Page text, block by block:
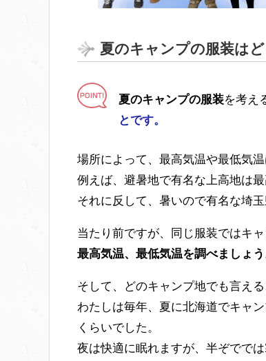
夏のキャンプの服装は
夏のキャンプの服装を考え
とです。
場所によって、最高気温や最低気温
例えば、避暑地で有名な上高地は
それに反して、暑いので有名な埼
当たり前ですが、同じ服装ではキ
最高気温、最低気温を調べましょう
そして、どのキャンプ地でも言える
わたしは毎年、夏に北海道でキャ
くらいでした。
夜は快適に眠れますが、半ぞででは